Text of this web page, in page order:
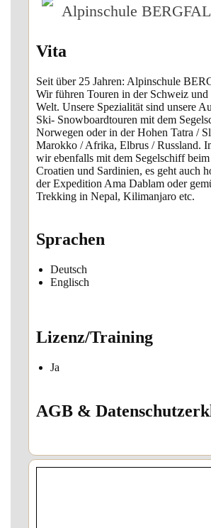
Alpinschule
Vita
Seit über 25 Jahren: Alpinschule
Wir führen Touren in der Schweiz und
Welt. Unsere Spezialität sind unsere
Ski- Snowboardtouren mit dem
Norwegen oder in der Hohen Tatra /
Marokko / Afrika, Elbrus / Russland.
wir ebenfalls mit dem Segelschiff
Croatien und Sardinien, es geht auch
der Expedition Ama Dablam oder
Trekking in Nepal, Kilimanjaro etc.
Sprachen
Deutsch
Englisch
Lizenz/Training
Ja
AGB &